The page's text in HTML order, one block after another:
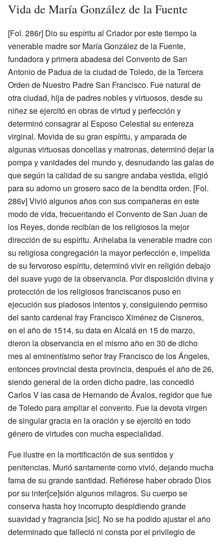
Vida de María González de la Fuente
[Fol. 286r] Dio su espíritu al Criador por este tiempo la
venerable madre sor María González de la Fuente,
fundadora y primera abadesa del Convento de San
Antonio de Padua de la ciudad de Toledo, de la Tercera
Orden de Nuestro Padre San Francisco. Fue natural de
otra ciudad, hija de padres nobles y virtuosos, desde su
niñez se ejercitó en obras de virtud y perfección y
determinó consagrar al Esposo Celestial su entereza
virginal. Movida de su gran espíritu, y amparada de
algunas virtuosas doncellas y matronas, determinó dejar la
pompa y vanidades del mundo y, desnudando las galas de
que según la calidad de su sangre andaba vestida, eligió
para su adorno un grosero saco de la bendita orden. [Fol.
286v] Vivió algunos años con sus compañeras en este
modo de vida, frecuentando el Convento de San Juan de
los Reyes, donde recibían de los religiosos la mejor
dirección de su espíritu. Anhelaba la venerable madre con
su religiosa congregación la mayor perfección e, impelida
de su fervoroso espíritu, determinó vivir en religión debajo
del suave yugo de la observancia. Por disposición divina y
protección de los religiosos franciscanos puso en
ejecución sus piadosos intentos y, consiguiendo permiso
del santo cardenal fray Francisco Ximénez de Cisneros,
en el año de 1514, su data en Alcalá en 15 de marzo,
dieron la observancia en el mismo año en 30 de dicho
mes al eminentísimo señor fray Francisco de los Ángeles,
entonces provincial desta provincia, después el año de 26,
siendo general de la orden dicho padre, las concedió
Carlos V las casa de Hernando de Ávalos, regidor que fue
de Toledo para ampliar el convento. Fue la devota virgen
de singular gracia en la oración y se ejercitó en todo
género de virtudes con mucha especialidad.
Fue ilustre en la mortificación de sus sentidos y
penitencias. Murió santamente como vivió, dejando mucha
fama de su grande santidad. Refiérese haber obrado Dios
por su inter[ce]sión algunos milagros. Su cuerpo se
conserva hasta hoy incorrupto despidiendo grande
suavidad y fragrancia [sic]. No se ha podido ajustar el año
determinado que falleció ni consta por el privilegio de